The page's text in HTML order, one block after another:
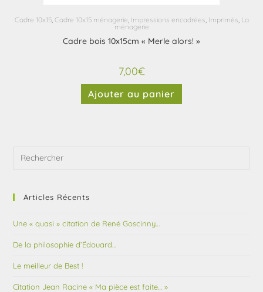
Cadre 10x15, Cadre 10x15 ménagerie, Impressions encadrées, Imprimés, La
ménagerie
Cadre bois 10x15cm « Merle alors! »
7,00€
Ajouter au panier
Articles Récents
Une « quasi » citation de René Goscinny…
De la philosophie d’Édouard…
Le meilleur de Best !
Citation Jean Racine « Ma pièce est faite… »